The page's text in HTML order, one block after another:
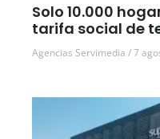
Solo 10.000
tarifa social de
Agencias Servimedia 7